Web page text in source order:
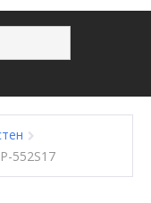
552S17